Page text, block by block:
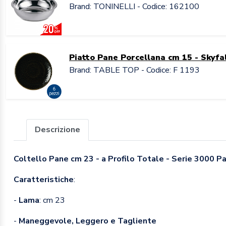
Brand: TONINELLI - Codice: 162100
Piatto Pane Porcellana cm 15 -
Brand: TABLE TOP - Codice: F 1193
Descrizione
Coltello Pane cm 23 - a Profilo Totale - Serie 3000
Caratteristiche:
- Lama: cm 23
- Maneggevole, Leggero e Tagliente